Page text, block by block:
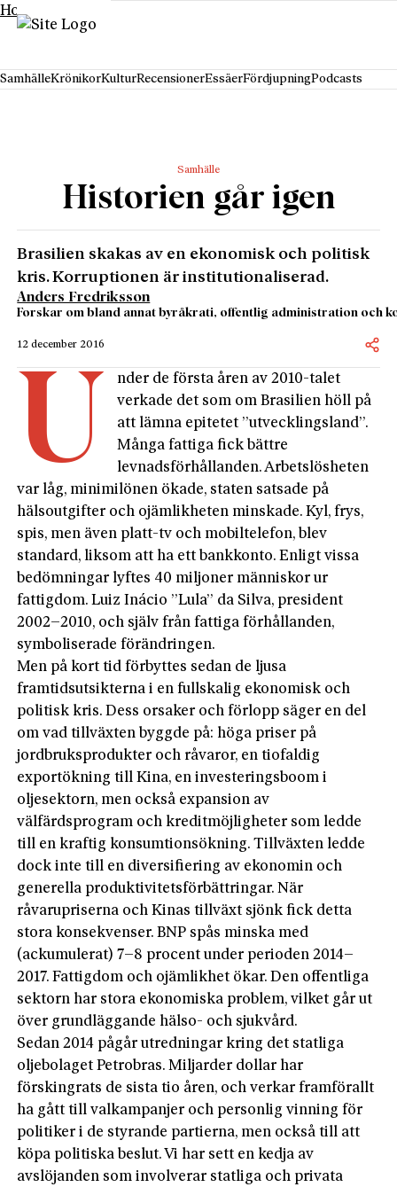
Hoppa till innehåll
SamhälleKrönikorKulturRecensionerEssäerFördjupningPodcasts
Samhälle
Historien går igen
Brasilien skakas av en ekonomisk och politisk
kris. Korruptionen är institutionaliserad.
Anders Fredriksson
Forskar om bland annat byråkrati, offentlig administration och
12 december 2016
U
nder de första åren av 2010-talet
verkade det som om Brasilien höll på
att lämna epitetet ”utvecklingsland”.
Många fattiga fick bättre
levnadsförhållanden. Arbetslösheten
var låg, minimilönen ökade, staten satsade på
hälsoutgifter och ojämlikheten minskade. Kyl, frys,
spis, men även platt-tv och mobiltelefon, blev
standard, liksom att ha ett bankkonto. Enligt vissa
bedömningar lyftes 40 miljoner människor ur
fattigdom. Luiz Inácio ”Lula” da Silva, president
2002–2010, och själv från fattiga förhållanden,
symboliserade förändringen.
Men på kort tid förbyttes sedan de ljusa
framtidsutsikterna i en fullskalig ekonomisk och
politisk kris. Dess orsaker och förlopp säger en del
om vad tillväxten byggde på: höga priser på
jordbruksprodukter och råvaror, en tiofaldig
exportökning till Kina, en investeringsboom i
oljesektorn, men också expansion av
välfärdsprogram och kreditmöjligheter som ledde
till en kraftig konsumtionsökning. Tillväxten ledde
dock inte till en diversifiering av ekonomin och
generella produktivitetsförbättringar. När
råvarupriserna och Kinas tillväxt sjönk fick detta
stora konsekvenser. BNP spås minska med
(ackumulerat) 7–8 procent under perioden 2014–
2017. Fattigdom och ojämlikhet ökar. Den offentliga
sektorn har stora ekonomiska problem, vilket går ut
över grundläggande hälso- och sjukvård.
Sedan 2014 pågår utredningar kring det statliga
oljebolaget Petrobras. Miljarder dollar har
förskingrats de sista tio åren, och verkar framförallt
ha gått till valkampanjer och personlig vinning för
politiker i de styrande partierna, men också till att
köpa politiska beslut. Vi har sett en kedja av
avslöjanden som involverar statliga och privata